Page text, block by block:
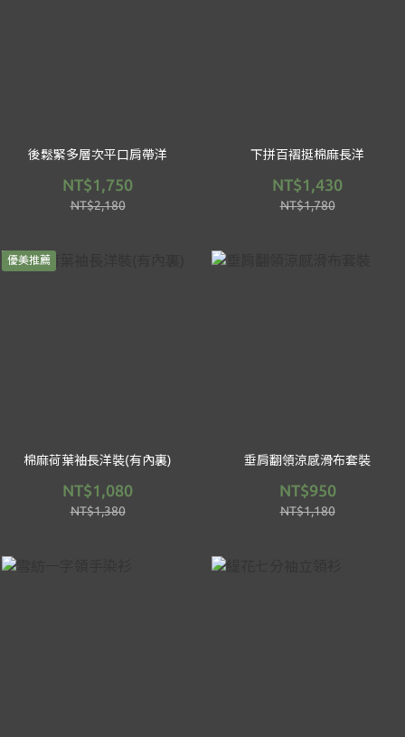
後鬆緊多層次平口肩帶洋
NT$1,750
NT$2,180
下拼百褶挺棉麻長洋
NT$1,430
NT$1,780
優美推薦
棉麻荷葉袖長洋裝(有內裏)
NT$1,080
NT$1,380
垂肩翻領涼感滑布套裝
NT$950
NT$1,180